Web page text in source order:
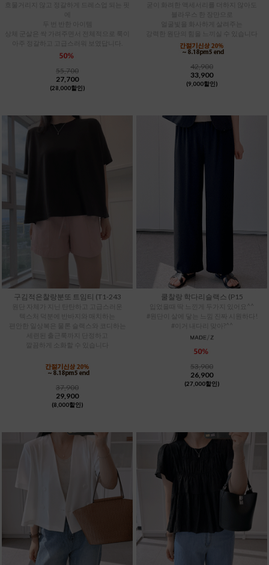
흐물거리지 않고 정갈하게 드레스업 되는 핏
에
두 번 반한 아이템
상체 군살은 싹 가려주면서 전체적으로 룩이
아주 정갈하고 고급스러워 보였답니다.
55,700
27,700
(28,000할인)
굳이 화려한 액세서리를 더하지 않아도
블라우스 한 장만으로
얼굴빛을 화사하게 살려주는
강력한 원단의 힘을 느끼실 수 있습니다
42,900
33,900
(9,000할인)
구김적은찰랑분또 트임티 (T1-243
원단 자체가 지닌 탄탄하고 고급스러운
텍스처 덕분에 반바지와 매치하는
편안한 일상복은 물론 슬랙스와 코디하는
세련된 출근룩까지 단정하고
깔끔하게 소화할 수 있습니다
37,900
29,900
(8,000할인)
쿨찰랑 학다리슬랙스 (P15
입었을때 딱 느낀게 두가지 있어요^^
#원단이 살에 닿는 느낌 진짜 시원하다!
#이거 내다리 맞아?^^
53,900
26,900
(27,000할인)